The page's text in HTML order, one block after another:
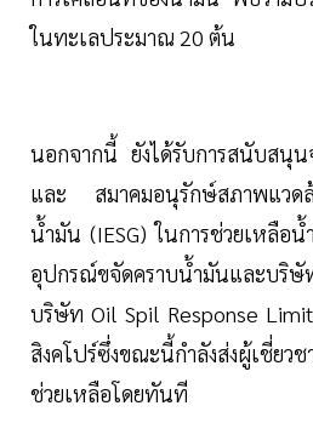
ในทะเลประมาณ 20 ต้น
นอกจากนี้ ยังได้รับการสนับสนุน
และ สมาคมอนุรักษ์สภาพแวดล้
น้ำมัน (IESG) ในการช่วยเหลือ
อุปกรณ์ขจัดคราบน้ำมันและบริษั
บริษัท Oil Spil Response
สิงคโปร์ซึ่งขณะนี้กำลังส่งผู้เชี่ยว
ช่วยเหลือโดยทันที